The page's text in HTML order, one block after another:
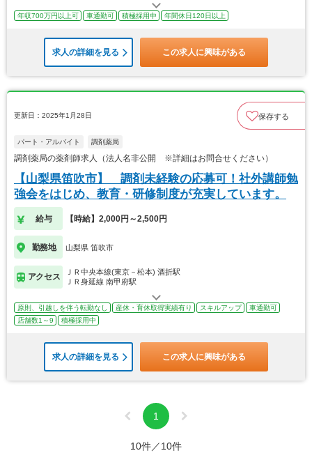
年収700万円以上可 車通勤可 積極採用中 年間休日120日以上
求人の詳細を見る この求人に興味がある
更新日：2025年1月28日 保存する
パート・アルバイト 調剤薬局
調剤薬局の薬剤師求人（法人名非公開 ※詳細はお問合せください）
【山梨県笛吹市】 調剤未経験の応募可！社外講師勉
強会をはじめ、教育・研修制度が充実しています。
給与 【時給】2,000円～2,500円
勤務地 山梨県 笛吹市
アクセス
ＪＲ中央本線(東京－松本) 酒折駅
ＪＲ身延線 南甲府駅
原則、引越しを伴う転勤なし 産休・育休取得実績有り スキルアップ
車通勤可
店舗数1～9
積極採用中
求人の詳細を見る この求人に興味がある
1
10件／10件